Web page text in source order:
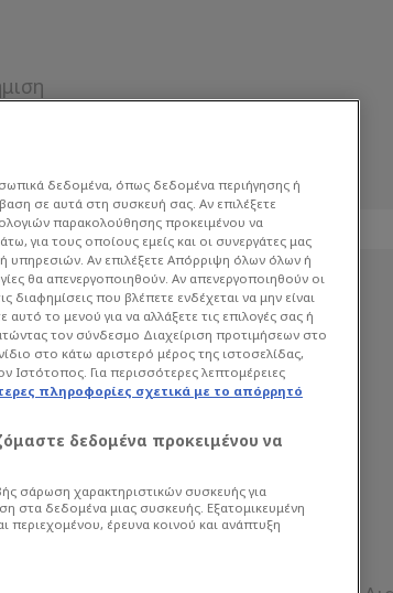
εκατ.
άκρο της
δεδομένα, όπως δεδομένα περιήγησης ή
σε αυτά στη συσκευή σας. Αν επιλέξετε
παρακολούθησης προκειμένου να
για τους οποίους εμείς και οι συνεργάτες μας
Αν επιλέξετε Απόρριψη όλων όλων ή
θα απενεργοποιηθούν. Αν απενεργοποιηθούν οι
διαφημίσεις που βλέπετε ενδέχεται να μην είναι
το μενού για να αλλάξετε τις επιλογές σας ή
τον σύνδεσμο Διαχείριση προτιμήσεων στο
στο κάτω αριστερό μέρος της ιστοσελίδας,
Ιστότοπος. Για περισσότερες λεπτομέρειες
πληροφορίες σχετικά με το απόρρητό
δεδομένα προκειμένου να
σάρωση χαρακτηριστικών συσκευής για
στα δεδομένα μιας συσκευής. Εξατομικευμένη
περιεχομένου, έρευνα κοινού και ανάπτυξη